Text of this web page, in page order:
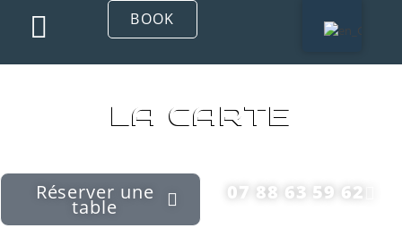
BOOK
LA CARTE
07 88 63 59 62
Réserver une
table